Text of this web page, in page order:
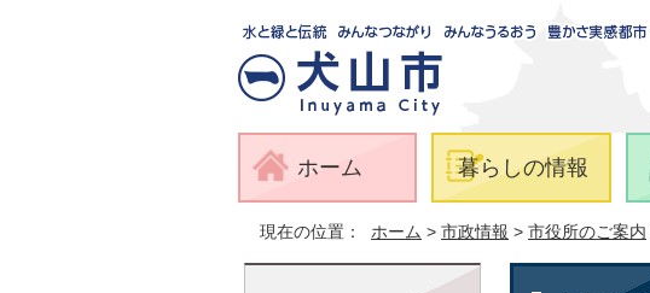
ホーム 暮らしの情報
現在の位置： ホーム > 市政情報 > 市役所のご案内